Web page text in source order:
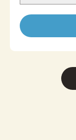
ग्रेसफुल लुक मिलता
जापानी
*सेट में हानहाबा
स्टोर के अनुसार